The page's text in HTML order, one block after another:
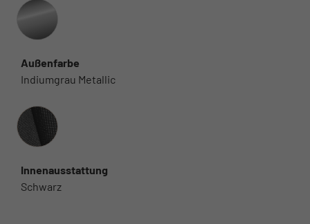
Außenfarbe
Indiumgrau Metallic
Innenausstattung
Innenausstattung
Schwarz